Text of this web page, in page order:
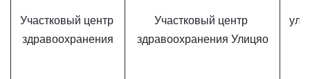
Участковый центр
здравоохранения
Участковый центр
здравоохранения Улицяо
ул.